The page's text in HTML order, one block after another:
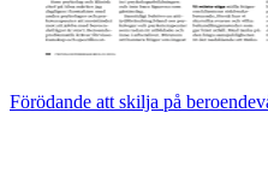
Förödande att skilja på